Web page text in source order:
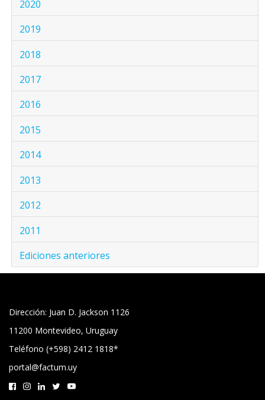
2020
2019
2018
2017
2016
2015
2014
2013
2012
2011
Ediciones anteriores
Dirección: Juan D. Jackson 1126
11200 Montevideo, Uruguay
Teléfono (+598) 2412 1818*
portal@factum.uy